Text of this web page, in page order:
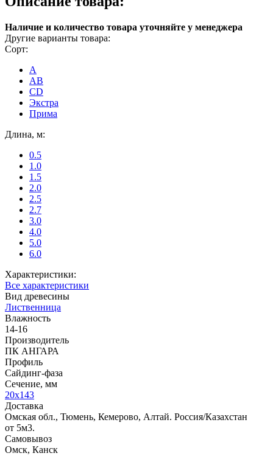
Наличие и количество товара уточняйте у менеджера
Другие варианты товара:
Сорт:
A
AB
CD
Экстра
Прима
Длина, м:
0.5
1.0
1.5
2.0
2.5
2.7
3.0
4.0
5.0
6.0
Характеристики:
Все характеристики
Вид древесины
Лиственница
Влажность
14-16
Производитель
ПК АНГАРА
Профиль
Сайдинг-фаза
Сечение, мм
20x143
Доставка
Омская обл., Тюмень, Кемерово, Алтай. Россия/Казахстан
от 5м3.
Самовывоз
Омск, Канск